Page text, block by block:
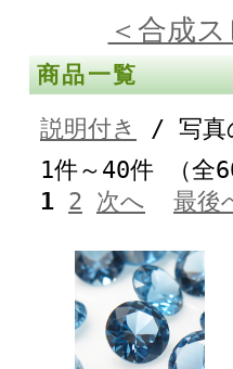
＜合成
商品一覧
説明付き
/ 写真
1件～40件 （
1 2 次へ 最後